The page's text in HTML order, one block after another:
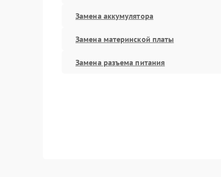
Замена аккумулятора
Замена материнской платы
Замена разъема питания